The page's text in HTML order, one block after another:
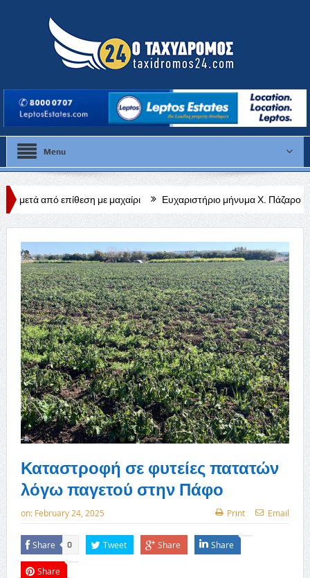
Menu
με μαχαίρι Ευχαριστήριο μήνυμα Χ. Πάζαρου για Α. Βαφεάδη
Καταστροφή σε φυτείες πατατών
λόγω παγετού στην Πάφο
on: February 24, 2025 Print Email
Share 0 Tweet Share Share
Share